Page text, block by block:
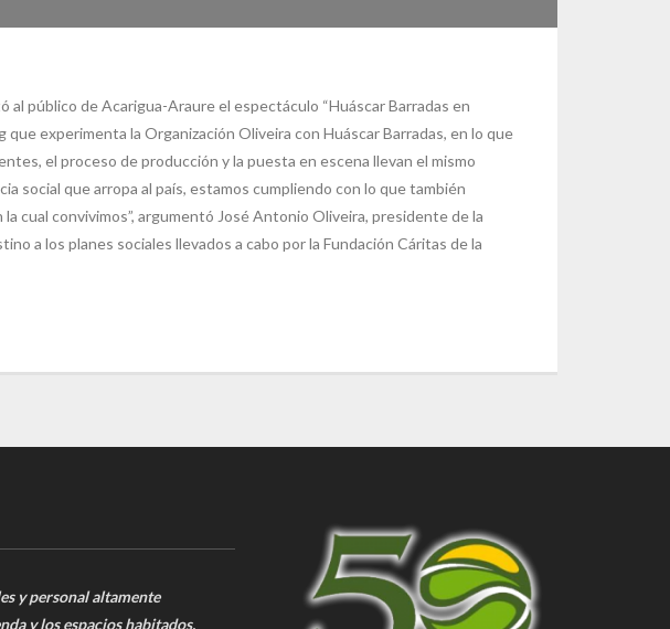
público de Acarigua-Araure el espectáculo “Huáscar Barradas en
experimenta la Organización Oliveira con Huáscar Barradas, en lo que
el proceso de producción y la puesta en escena llevan el mismo
social que arropa al país, estamos cumpliendo con lo que también
cual convivimos”, argumentó José Antonio Oliveira, presidente de la
a los planes sociales llevados a cabo por la Fundación Cáritas de la
y personal altamente
y los espacios habitados.